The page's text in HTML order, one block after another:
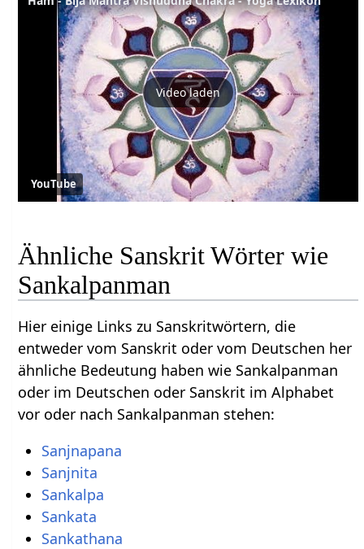
Video laden
YouTube
Ähnliche Sanskrit Wörter wie
Sankalpanman
Hier einige Links zu Sanskritwörtern, die
entweder vom Sanskrit oder vom Deutschen her
ähnliche Bedeutung haben wie Sankalpanman
oder im Deutschen oder Sanskrit im Alphabet
vor oder nach Sankalpanman stehen:
Sanjnapana
Sanjnita
Sankalpa
Sankata
Sankathana